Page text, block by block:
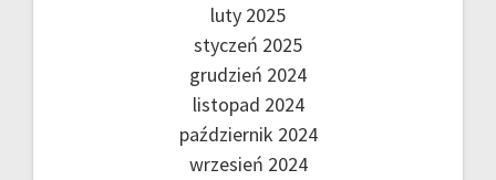
luty 2025
styczeń 2025
grudzień 2024
listopad 2024
październik 2024
wrzesień 2024